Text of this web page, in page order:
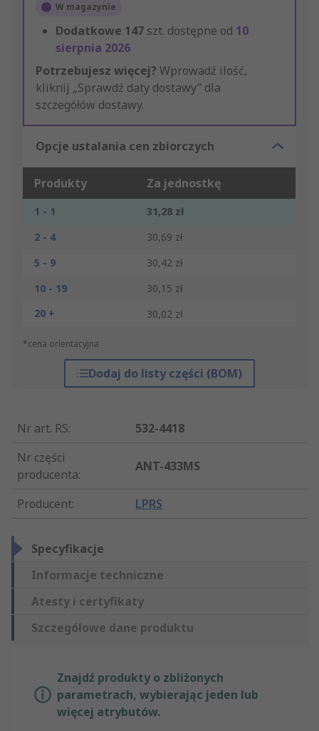
W magazynie
Dodatkowe 147 szt. dostępne od 10
sierpnia 2026
Potrzebujesz więcej? Wprowadź ilość,
kliknij „Sprawdź daty dostawy” dla
szczegółów dostawy.
Opcje ustalania cen zbiorczych
Produkty Za jednostkę
1 - 1
31,28 zł
2 - 4
30,69 zł
5 - 9
30,42 zł
10 - 19
30,15 zł
20 +
30,02 zł
*cena orientacyjna
Dodaj do listy części (BOM)
Nr art. RS:
532-4418
Nr części
producenta:
ANT-433MS
Producent: LPRS
Specyfikacje
Informacje techniczne
Atesty i certyfikaty
Szczegółowe dane produktu
Znajdź produkty o zbliżonych
parametrach, wybierając jeden lub
więcej atrybutów.